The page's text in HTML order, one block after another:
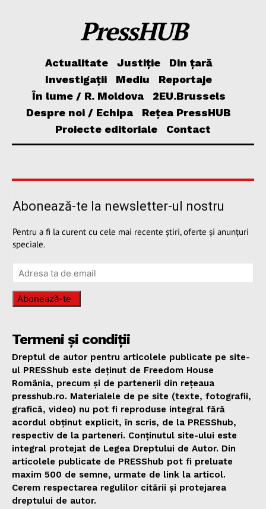
PressHUB
Actualitate Justiție
Din țară
Investigații
Mediu
Reportaje
În lume / R. Moldova
2EU.Brussels
Despre noi / Echipa
Rețea PressHUB
Proiecte editoriale
Contact
Abonează-te la newsletter-ul nostru
Pentru a fi la curent cu cele mai recente știri, oferte și anunțuri
speciale.
Abonează-te
Termeni și condiții
Dreptul de autor pentru articolele publicate pe site-
ul PRESShub este deținut de Freedom House
România, precum și de partenerii din rețeaua
presshub.ro. Materialele de pe site (texte, fotografii,
grafică, video) nu pot fi reproduse integral fără
acordul obținut explicit, în scris, de la PRESShub,
respectiv de la parteneri. Conținutul site-ului este
integral protejat de Legea Dreptului de Autor. Din
articolele publicate de PRESShub pot fi preluate
maxim 500 de semne, urmate de link la articol.
Cerem respectarea regulilor citării și protejarea
dreptului de autor.